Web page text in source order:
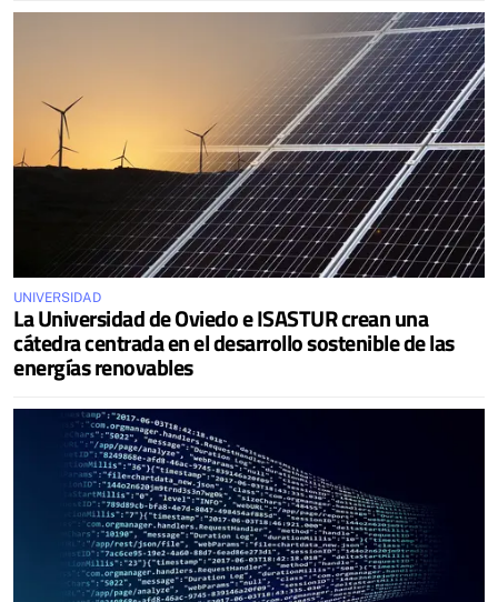
UNIVERSIDAD
La Universidad de Oviedo e ISASTUR crean una
cátedra centrada en el desarrollo sostenible de las
energías renovables